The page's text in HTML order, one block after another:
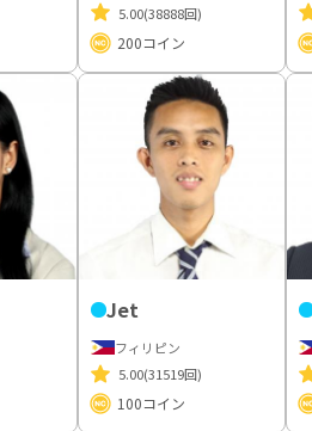
5.00(38888回)
200コイン
Jet
フィリピン
5.00(31519回)
100コイン